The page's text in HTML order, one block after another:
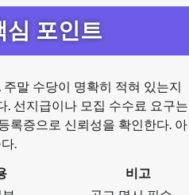
심 포인트
말 수당이 명확히 적혀 있는지
. 선지급이나 모집 수수료 요구는
록증으로 신뢰성을 확인한다. 아
.
비고